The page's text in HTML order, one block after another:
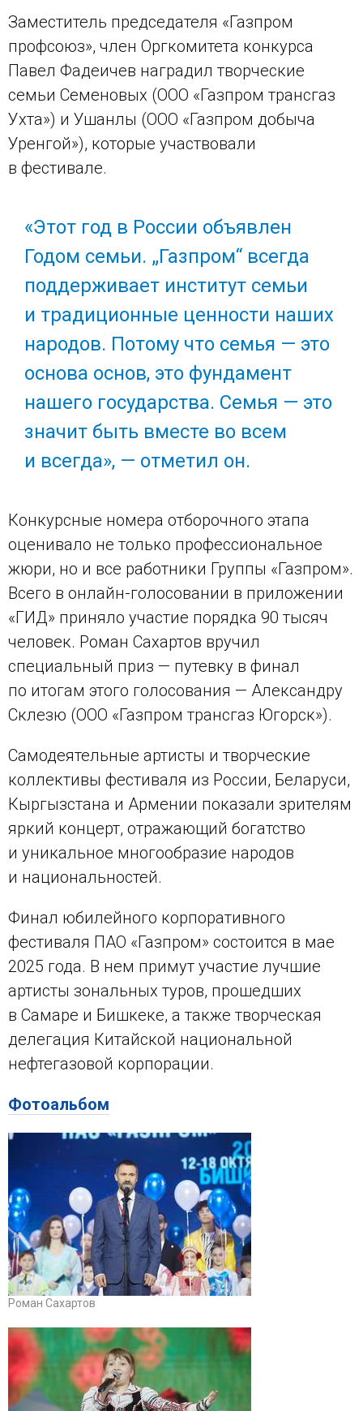
Заместитель председателя «Газпром
профсоюз», член Оргкомитета конкурса
Павел Фадеичев наградил творческие
семьи Семеновых (ООО «Газпром трансгаз
Ухта») и Ушанлы (ООО «Газпром добыча
Уренгой»), которые участвовали
в фестивале.
«Этот год в России объявлен
Годом семьи. „Газпром“ всегда
поддерживает институт семьи
и традиционные ценности наших
народов. Потому что семья — это
основа основ, это фундамент
нашего государства. Семья — это
значит быть вместе во всем
и всегда», — отметил он.
Конкурсные номера отборочного этапа
оценивало не только профессиональное
жюри, но и все работники Группы «Газпром».
Всего в онлайн-голосовании в приложении
«ГИД» приняло участие порядка 90 тысяч
человек. Роман Сахартов вручил
специальный приз — путевку в финал
по итогам этого голосования — Александру
Склезю (ООО «Газпром трансгаз Югорск»).
Самодеятельные артисты и творческие
коллективы фестиваля из России, Беларуси,
Кыргызстана и Армении показали зрителям
яркий концерт, отражающий богатство
и уникальное многообразие народов
и национальностей.
Финал юбилейного корпоративного
фестиваля ПАО «Газпром» состоится в мае
2025 года. В нем примут участие лучшие
артисты зональных туров, прошедших
в Самаре и Бишкеке, а также творческая
делегация Китайской национальной
нефтегазовой корпорации.
Фотоальбом
Роман Сахартов